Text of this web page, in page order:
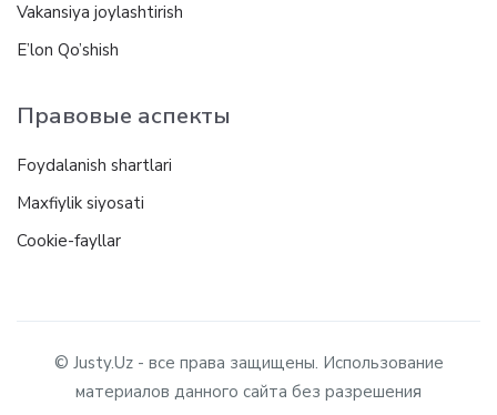
Vakansiya joylashtirish
E’lon Qo’shish
Правовые аспекты
Foydalanish shartlari
Maxfiylik siyosati
Cookie-fayllar
© Justy.Uz - все права защищены. Использование
материалов данного сайта без разрешения